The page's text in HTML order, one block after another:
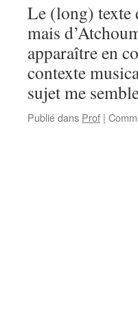
Le (long) texte
mais
apparaître en
contexte
sujet me
Publié dans Prof |